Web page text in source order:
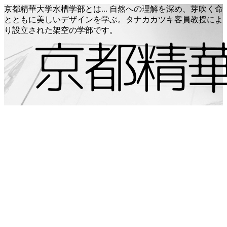
京都精華大学水槽学部とは... 自然への理解を深め、芽吹く命
とともに美しいデザインを学ぶ。タナカカツキ客員教授によ
り設立された架空の学部です。